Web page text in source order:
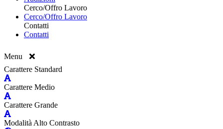
Cerco/Offro Lavoro
Cerco/Offro Lavoro
Contatti
Contatti
Menu
Carattere Standard
Carattere Medio
Carattere Grande
Modalità Alto Contrasto